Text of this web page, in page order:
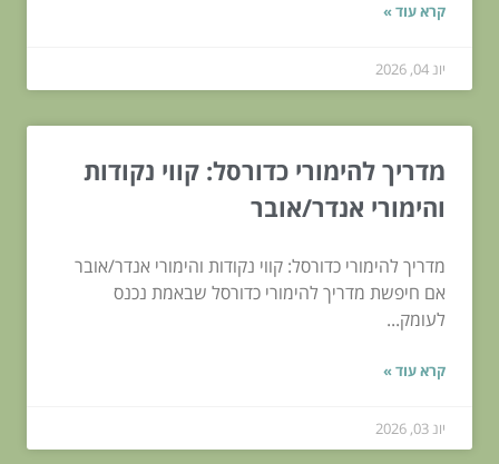
קרא עוד »
יונ 04, 2026
מדריך להימורי כדורסל: קווי נקודות
והימורי אנדר/אובר
מדריך להימורי כדורסל: קווי נקודות והימורי אנדר/אובר
אם חיפשת מדריך להימורי כדורסל שבאמת נכנס
לעומק...
קרא עוד »
יונ 03, 2026